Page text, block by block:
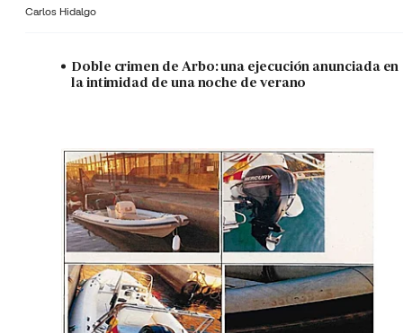
Carlos Hidalgo
Doble crimen de Arbo: una ejecución anunciada en
la intimidad de una noche de verano